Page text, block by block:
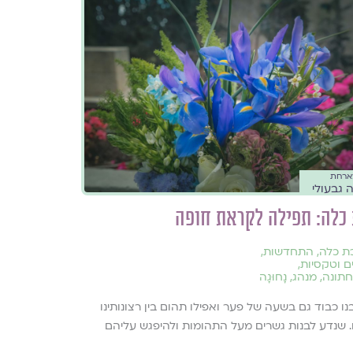
גבעולי
כלה: תפילה לקראת חופה
כלה, התחדשות,
וטקסיות,
, מנהג, נָחוּגָה
כבוד גם בשעה של פער ואפילו תהום בין רצונותינו
שנדע לבנות גשרים מעל התהומות ולהיפגש עליהם